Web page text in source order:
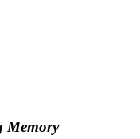
Memory